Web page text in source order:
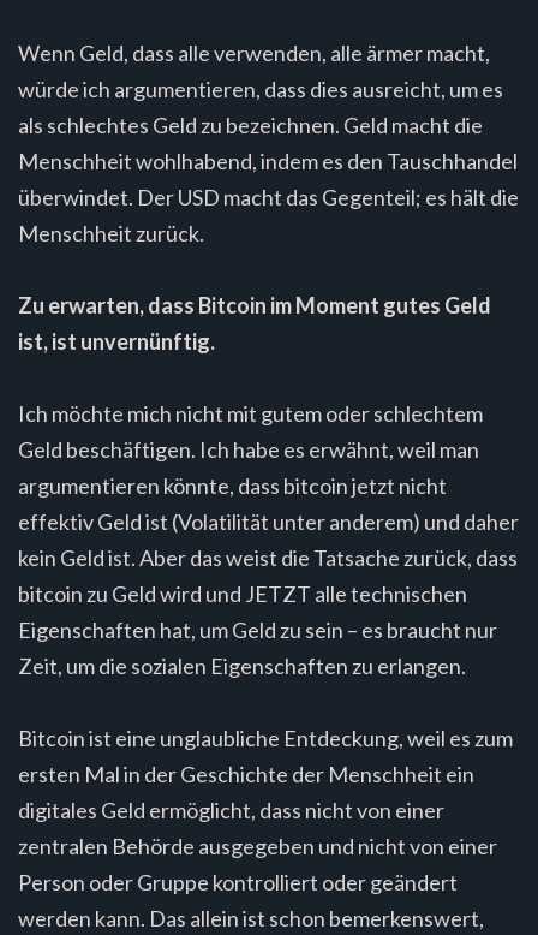
Wenn Geld, dass alle verwenden, alle ärmer macht,
würde ich argumentieren, dass dies ausreicht, um es
als schlechtes Geld zu bezeichnen. Geld macht die
Menschheit wohlhabend, indem es den Tauschhandel
überwindet. Der USD macht das Gegenteil; es hält die
Menschheit zurück.
Zu erwarten, dass Bitcoin im Moment gutes Geld
ist, ist unvernünftig.
Ich möchte mich nicht mit gutem oder schlechtem
Geld beschäftigen. Ich habe es erwähnt, weil man
argumentieren könnte, dass bitcoin jetzt nicht
effektiv Geld ist (Volatilität unter anderem) und daher
kein Geld ist. Aber das weist die Tatsache zurück, dass
bitcoin zu Geld wird und JETZT alle technischen
Eigenschaften hat, um Geld zu sein – es braucht nur
Zeit, um die sozialen Eigenschaften zu erlangen.
Bitcoin ist eine unglaubliche Entdeckung, weil es zum
ersten Mal in der Geschichte der Menschheit ein
digitales Geld ermöglicht, dass nicht von einer
zentralen Behörde ausgegeben und nicht von einer
Person oder Gruppe kontrolliert oder geändert
werden kann. Das allein ist schon bemerkenswert,